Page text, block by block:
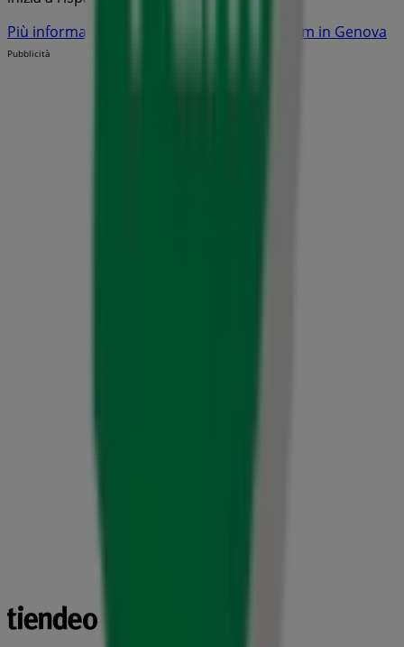
Più informazioni su Pam
Vedi altri negozi Pam in Genova
Pubblicità